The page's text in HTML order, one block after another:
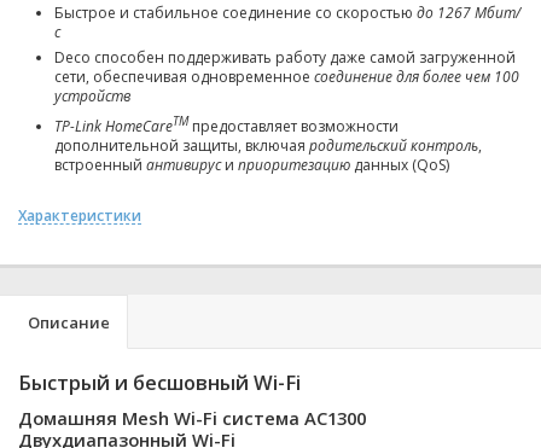
Быстрое и стабильное соединение со скоростью до 1267 Мбит/
с
Deco способен поддерживать работу даже самой загруженной
сети, обеспечивая одновременное соединение для более чем 100
устройств
TP-Link HomeCareTM предоставляет возможности
дополнительной защиты, включая родительский контроль,
встроенный антивируси приоритезацию данных (QoS)
Характеристики
Описание
Быстрый и бесшовный Wi-Fi
Домашняя Mesh Wi-Fi система AC1300
Двухдиапазонный Wi-Fi